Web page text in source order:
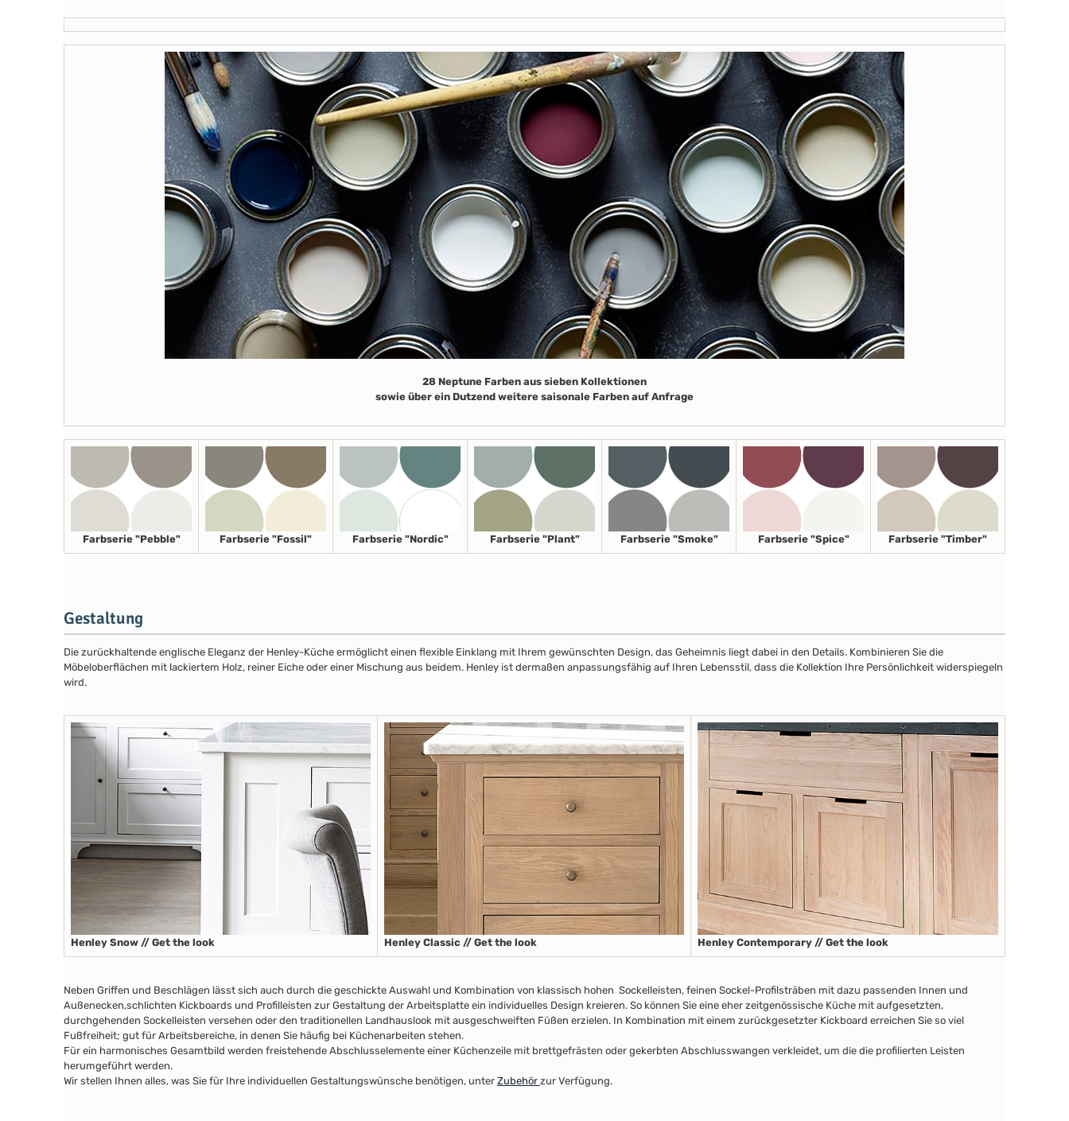
28 Neptune Farben aus sieben Kollektionen
sowie über ein Dutzend weitere saisonale Farben auf Anfrage
Farbserie "Pebble" Farbserie "Fossil" Farbserie "Nordic" Farbserie "Plant" Farbserie "Smoke" Farbserie "Spice" Farbserie "Timber"
Gestaltung
Die zurückhaltende englische Eleganz der Henley-Küche ermöglicht einen flexible Einklang mit Ihrem gewünschten Design, das Geheimnis liegt dabei in den Details. Kombinieren Sie die
Möbeloberflächen mit lackiertem Holz, reiner Eiche oder einer Mischung aus beidem. Henley ist dermaßen anpassungsfähig auf Ihren Lebensstil, dass die Kollektion Ihre Persönlichkeit widerspiegeln
wird.
Henley Snow // Get the look Henley Classic // Get the look Henley Contemporary // Get the look
Neben Griffen und Beschlägen lässt sich auch durch die geschickte Auswahl und Kombination von klassisch hohen Sockelleisten, feinen Sockel-Profilsträben mit dazu passenden Innen und
Außenecken,schlichten Kickboards und Profilleisten zur Gestaltung der Arbeitsplatte ein individuelles Design kreieren. So können Sie eine eher zeitgenössische Küche mit aufgesetzten,
durchgehenden Sockelleisten versehen oder den traditionellen Landhauslook mit ausgeschweiften Füßen erzielen. In Kombination mit einem zurückgesetzter Kickboard erreichen Sie so viel
Fußfreiheit; gut für Arbeitsbereiche, in denen Sie häufig bei Küchenarbeiten stehen.
Für ein harmonisches Gesamtbild werden freistehende Abschlusselemente einer Küchenzeile mit brettgefrästen oder gekerbten Abschlusswangen verkleidet, um die die profilierten Leisten
herumgeführt werden.
Wir stellen Ihnen alles, was Sie für Ihre individuellen Gestaltungswünsche benötigen, unter Zubehör zur Verfügung.